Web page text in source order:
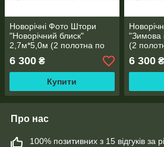
Новорічні Фото Штори
"Новорічний блиск"
2,7м*5,0м (2 полотна по
6 300 ₴
Купити
"Зимова
(2
6 300₴
Про нас
100% позитивних з 15 відгуків за